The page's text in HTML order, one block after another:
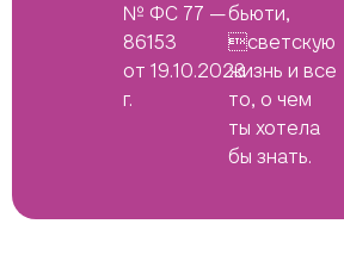
№ ФС 77 —
86153
от 19.10.2023
г.
бьюти,
светскую
жизнь и все
то, о чем
ты хотела
бы знать.